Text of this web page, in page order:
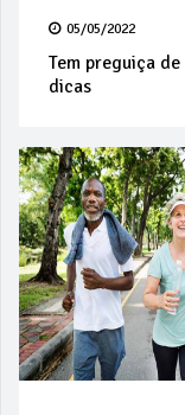
05/05/2022
Tem preguiça
dicas